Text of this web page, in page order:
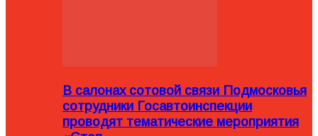
В салонах сотовой связи Подмосковья
сотрудники Госавтоинспекции
проводят тематические мероприятия